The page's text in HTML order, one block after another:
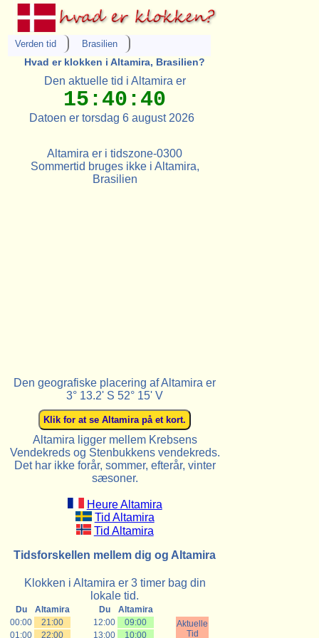
Verden tid Brasilien
Hvad er klokken i Altamira, Brasilien?
Den aktuelle tid i Altamira er
15:40:40
Datoen er torsdag 6 august 2026
Altamira er i tidszone-0300
Sommertid bruges ikke i Altamira,
Brasilien
Den geografiske placering af Altamira er
3° 13.2' S 52° 15' V
Altamira ligger mellem Krebsens
Vendekreds og Stenbukkens vendekreds.
Det har ikke forår, sommer, efterår, vinter
sæsoner.
Heure Altamira
Tid Altamira
Tid Altamira
Tidsforskellen mellem dig og Altamira
Klokken i Altamira er 3 timer bag din
lokale tid.
Du Altamira Du
Altamira
00:00
21:00 12:00 09:00
Aktuelle
Tid
01:00 22:00 13:00 10:00